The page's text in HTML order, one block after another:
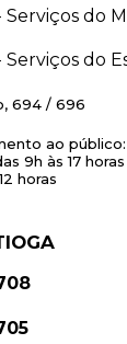
do
do
694 / 696
ao público:
9h às 17 horas
horas